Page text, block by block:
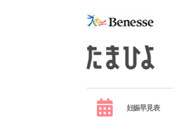
妊娠早見表